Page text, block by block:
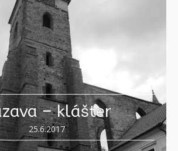
– klášter
25.6.2017